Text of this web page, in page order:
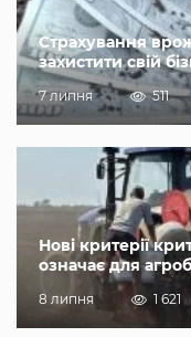
Страхування
захистити свій
7 липня 511
Нові критерії
означає для
8 липня 1 621